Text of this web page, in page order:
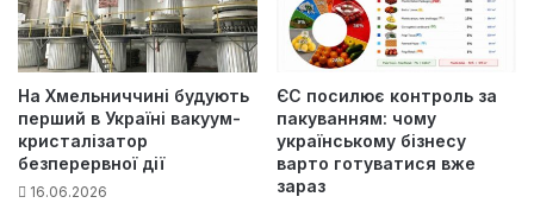
На Хмельниччині будують
перший в Україні вакуум-
кристалізатор
безперервної дії
16.06.2026
ЄС посилює контроль за
пакуванням: чому
українському бізнесу
варто готуватися вже
зараз